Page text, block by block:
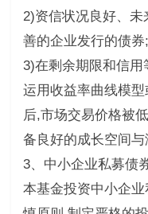
2)资信状况良好、
善的企业发行的债券;
3)在剩余期限和信
运用收益率曲线模
后,市场交易价格被
备良好的成长空间与
3、中小企业私募债
本基金投资中小企